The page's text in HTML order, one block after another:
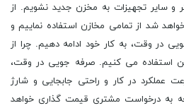
و سایر تجهیزات به مخزن جدید نشویم. از
شد از تمامی مخازن استفاده نماییم و
در وقت، به کار خود ادامه دهیم. چرا از
استفاده می کنیم. صرفه جویی در وقت،
عملکرد در کار و راحتی جابجایی و شارژ
به درخواست مشتری قیمت گذاری خواهد